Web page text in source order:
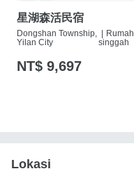
星湖森活民宿
Dongshan Township,
Yilan City
| Rumah
singgah
NT$ 9,697
Lokasi